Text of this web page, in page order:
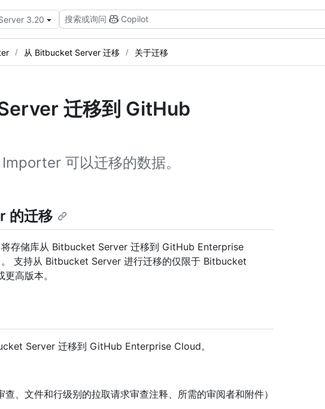
3.20 搜索或询问 Copilot
从 Bitbucket Server 迁移 关于迁移
迁移到 GitHub
可以迁移的数据。
的迁移
存储库从 Bitbucket Server 迁移到 GitHub Enterprise
支持从 Bitbucket Server 进行迁移的仅限于 Bitbucket
高版本。
Server 迁移到 GitHub Enterprise Cloud。
、文件和行级别的拉取请求审查注释、所需的审阅者和附件）